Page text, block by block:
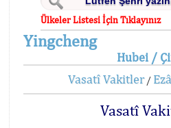
Ülkeler Listesi İçin Tıklayınız
Yingcheng
Hubei /
Vasatî Vakitler/
Vasatî